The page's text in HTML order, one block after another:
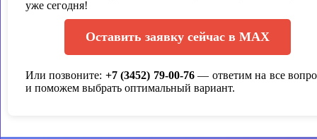
уже сегодня!
Оставить заявку сейчас в MAX
Или позвоните: +7 (3452) 79-00-76— ответим на все
и поможем выбрать оптимальный вариант.